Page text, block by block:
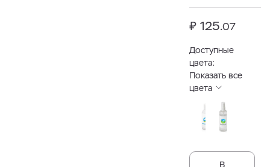
₽ 125.07
Доступные
цвета:
Показать все
цвета
В